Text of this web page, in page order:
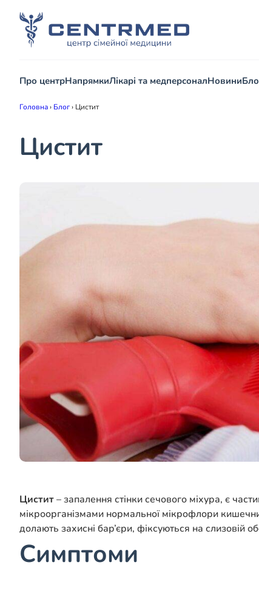
Про центрНапрямкиЛікарі та медперсоналНовини
Головна› Блог› Цистит
Цистит
Цистит– запалення стінки сечового міхура, є
мікроорганізмами нормальної мікрофлори
долають захисні бар’єри, фіксуються на слизовій
Симптоми